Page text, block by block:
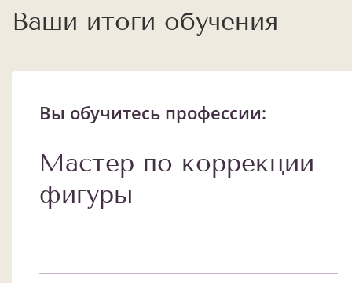
Ваши итоги обучения
Вы обучитесь профессии:
Мастер по коррекции
фигуры